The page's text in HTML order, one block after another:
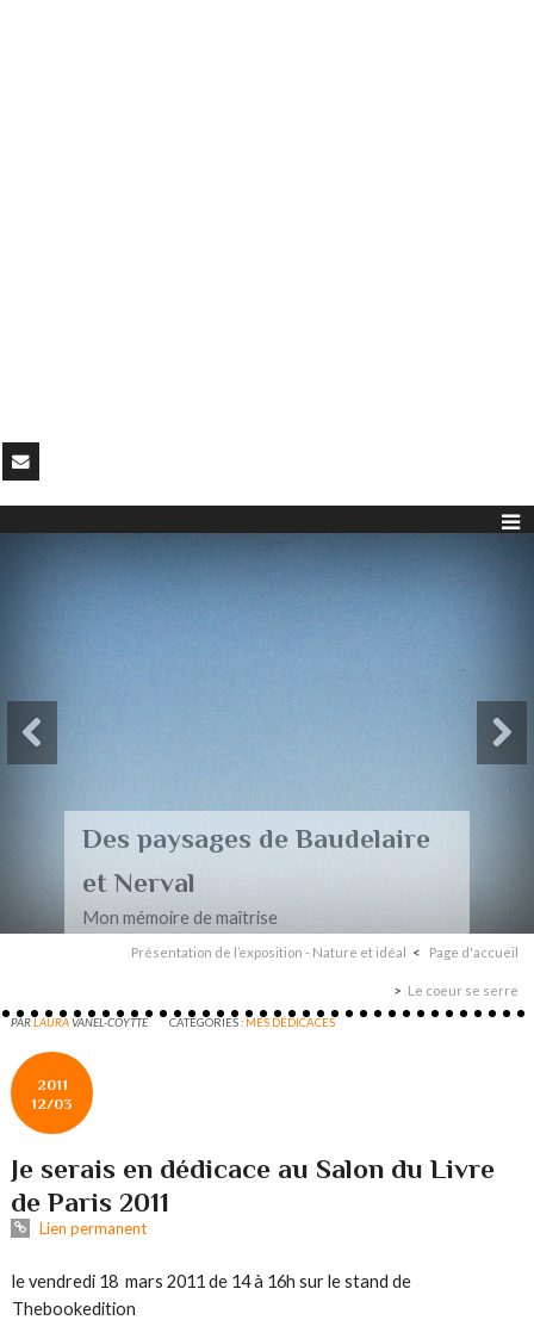
Des paysages de Baudelaire
et Nerval
Mon mémoire de maîtrise
Présentation de l’exposition - Nature et idéal Page d'accueil
Le coeur se serre
PARLAURAVANEL-COYTTE CATÉGORIES : MES DÉDICACES
2011
12/03
Je serais en dédicace au Salon du Livre
de Paris 2011
Lien permanent
le vendredi 18 mars 2011 de 14 à 16h sur le stand de
Thebookedition